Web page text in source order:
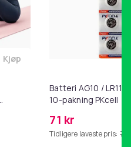
Legg Magetrener, 6-rørs
Kjøp
Batteri AG10 /
10-pakning PKcell
71 kr
Tidligere laveste pris: 76